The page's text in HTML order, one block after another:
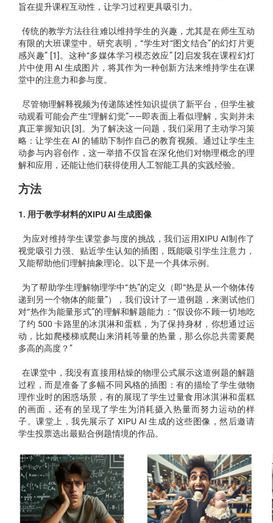
旨在提升课程互动性，让学习过程更具吸引力。
传统的教学方法往往难以维持学生的兴趣，尤其是在师生互动
有限的大班课堂中。研究表明，“学生对“图文结合”的幻灯片更
感兴趣” [1]。这种“多媒体学习模态效应” [2]启发我在课程幻灯
片中使用 AI 生成图片，将其作为一种创新方法来维持学生在课
堂中的注意力和参与度。
尽管物理解释视频为传递陈述性知识提供了新平台，但学生被
动观看可能会产生“理解幻觉”——即表面上看似理解，实则并未
真正掌握知识 [3]。为了解决这一问题，我们采用了主动学习策
略：让学生在 AI 的辅助下制作自己的教育视频。通过让学生主
动参与内容创作，这一举措不仅旨在深化他们对物理概念的理
解和应用，还能让他们获得使用人工智能工具的实践经验。
方法
1. 用于教学材料的XIPU AI 生成图像
为应对维持学生课堂参与度的挑战，我们运用XIPU AI制作了
视觉吸引力强、贴近学生认知的插图，既能吸引学生注意力，
又能帮助他们理解抽象理论。以下是一个具体示例。
为了帮助学生理解物理学中“热”的定义（即“热是从一个物体传
递到另一个物体的能量”），我们设计了一道例题，来测试他们
对“热作为能量形式”的理解和解题能力：“假设你不顾一切地吃
了约 500 卡路里的冰淇淋和蛋糕，为了保持身材，你想通过运
动，比如爬楼梯或爬山来消耗等量的热量，那么你总共需要爬
多高的高度？”
在课堂中，我没有直接用枯燥的物理公式展示这道例题的解题
过程，而是准备了多幅不同风格的插图：有的描绘了学生做物
理作业时的困惑场景，有的展现了学生过量食用冰淇淋和蛋糕
的画面，还有的呈现了学生为消耗摄入热量而努力运动的样
子。课堂上，我先展示了 XIPU AI 生成的这些图像，然后邀请
学生投票选出最贴合例题情境的作品。